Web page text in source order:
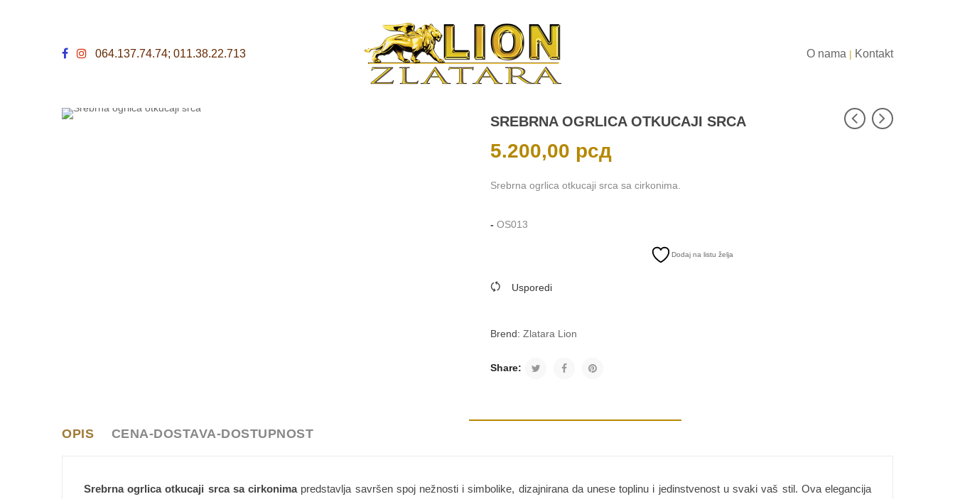
064.137.74.74; 011.38.22.713 O nama | Kontakt
SREBRNA OGRLICA OTKUCAJI SRCA
5.200,00 рсд
Srebrna ogrlica otkucaji srca sa cirkonima.
-OS013
Dodaj na listu želja
Usporedi
Brend:Zlatara Lion
Share:
OPIS CENA-DOSTAVA-DOSTUPNOST
Srebrna ogrlica otkucaji srca sa cirkonimapredstavlja savršen spoj nežnosti i simbolike, dizajnirana da unese toplinu i jedinstvenost u svaki vaš stil. Ova elegancija